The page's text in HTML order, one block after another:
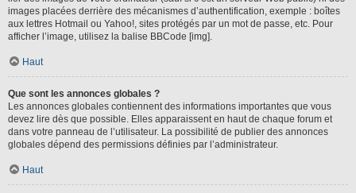
images placées derrière des mécanismes d’authentification, exemple : boîtes
aux lettres Hotmail ou Yahoo!, sites protégés par un mot de passe, etc. Pour
afficher l’image, utilisez la balise BBCode [img].
Haut
Que sont les annonces globales ?
Les annonces globales contiennent des informations importantes que vous
devez lire dès que possible. Elles apparaissent en haut de chaque forum et
dans votre panneau de l’utilisateur. La possibilité de publier des annonces
globales dépend des permissions définies par l’administrateur.
Haut